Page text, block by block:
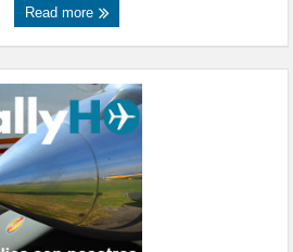
Read more